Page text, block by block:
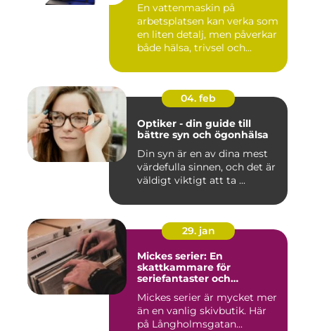
En vattenmaskin på
arbetsplatsen kan verka som
en liten detalj, men påverkar
både hälsa, trivsel och...
04. feb
Optiker - din guide till
bättre syn och ögonhälsa
Din syn är en av dina mest
värdefulla sinnen, och det är
väldigt viktigt att ta ...
29. jan
Mickes serier: En
skattkammare för
seriefantaster och
Mickes serier är mycket mer
än en vanlig skivbutik. Här
på Långholmsgatan...